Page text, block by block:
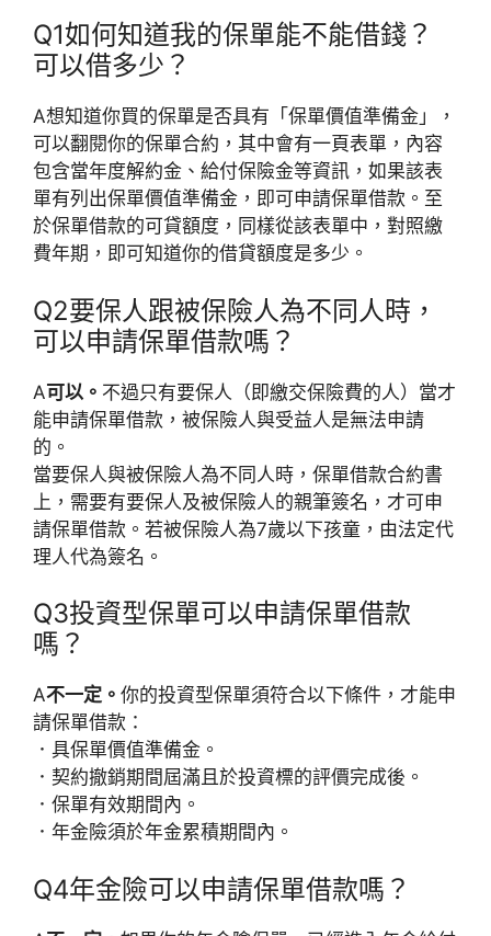
Q1如何知道我的保單能不能借錢？
可以借多少？
A想知道你買的保單是否具有「保單價值準備金」，
可以翻閱你的保單合約，其中會有一頁表單，內容
包含當年度解約金、給付保險金等資訊，如果該表
單有列出保單價值準備金，即可申請保單借款。至
於保單借款的可貸額度，同樣從該表單中，對照繳
費年期，即可知道你的借貸額度是多少。
Q2要保人跟被保險人為不同人時，
可以申請保單借款嗎？
A可以。 不過只有要保人（即繳交保險費的人）當才
能申請保單借款，被保險人與受益人是無法申請
的。
當要保人與被保險人為不同人時，保單借款合約書
上，需要有要保人及被保險人的親筆簽名，才可申
請保單借款。若被保險人為7歲以下孩童，由法定代
理人代為簽名。
Q3投資型保單可以申請保單借款
嗎？
A不一定。 你的投資型保單須符合以下條件，才能申
請保單借款：
．具保單價值準備金。
．契約撤銷期間屆滿且於投資標的評價完成後。
．保單有效期間內。
．年金險須於年金累積期間內。
Q4年金險可以申請保單借款嗎？